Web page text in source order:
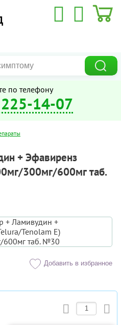
по телефону
14-07
+ Эфавиренз
300мг/600мг таб.
Добавить в избранное